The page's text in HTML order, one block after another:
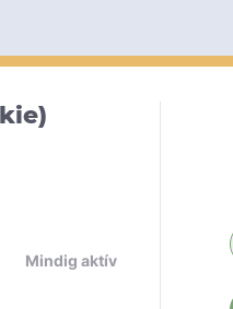
Mindig aktív
Rólunk